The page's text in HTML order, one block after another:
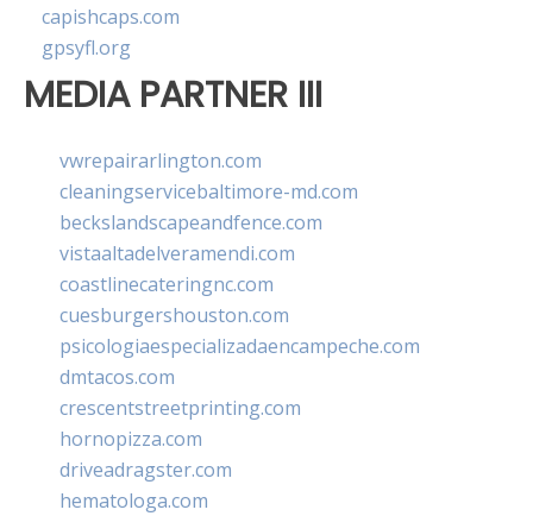
capishcaps.com
gpsyfl.org
MEDIA PARTNER III
vwrepairarlington.com
cleaningservicebaltimore-md.com
beckslandscapeandfence.com
vistaaltadelveramendi.com
coastlinecateringnc.com
cuesburgershouston.com
psicologiaespecializadaencampeche.com
dmtacos.com
crescentstreetprinting.com
hornopizza.com
driveadragster.com
hematologa.com